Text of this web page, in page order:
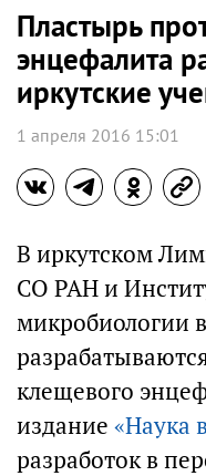
Пластырь
энцефалита
иркутские
1 апреля 2016 15:01
В иркутском
СО РАН и
микробиологии
клещевого
издание «Наука
разработок в